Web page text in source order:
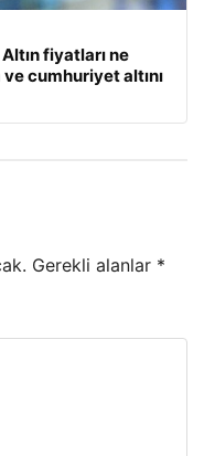
fiyatları ne
cumhuriyet altını
Gerekli alanlar *